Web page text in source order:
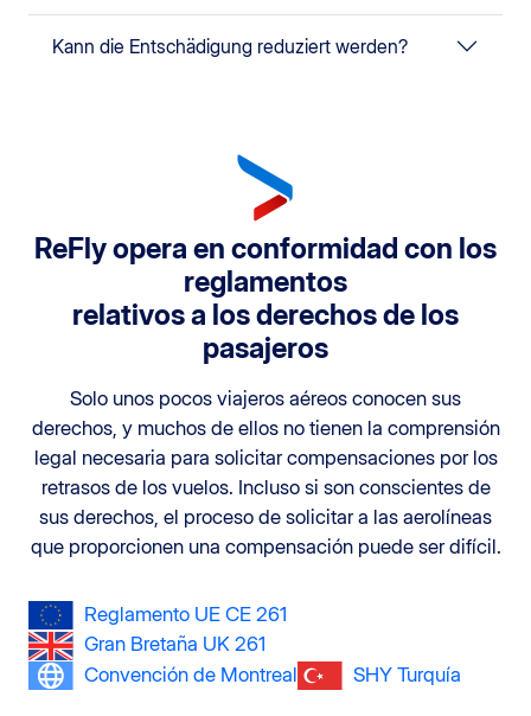
Kann die Entschädigung reduziert werden?
ReFly opera en conformidad con los
reglamentos
relativos a los derechos de los
pasajeros
Solo unos pocos viajeros aéreos conocen sus
derechos, y muchos de ellos no tienen la comprensión
legal necesaria para solicitar compensaciones por los
retrasos de los vuelos. Incluso si son conscientes de
sus derechos, el proceso de solicitar a las aerolíneas
que proporcionen una compensación puede ser difícil.
Reglamento UE CE 261
Gran Bretaña UK 261
Convención de Montreal
SHY Turquía